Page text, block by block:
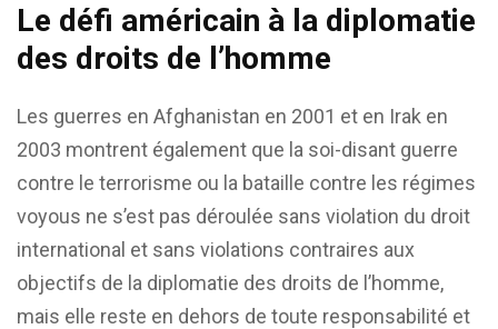
Le défi américain à la diplomatie
des droits de l’homme
Les guerres en Afghanistan en 2001 et en Irak en
2003 montrent également que la soi-disant guerre
contre le terrorisme ou la bataille contre les régimes
voyous ne s’est pas déroulée sans violation du droit
international et sans violations contraires aux
objectifs de la diplomatie des droits de l’homme,
mais elle reste en dehors de toute responsabilité et